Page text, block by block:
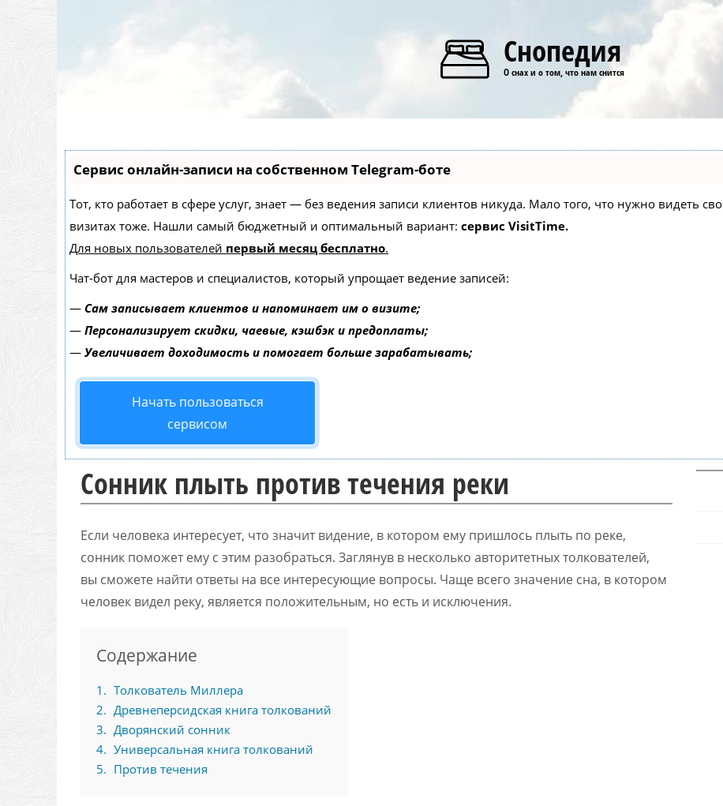
Снопедия
О снах и о том, что нам снится
Сервис онлайн-записи на собственном Telegram-боте
Тот, кто работает в сфере услуг, знает — без ведения записи клиентов никуда. Мало того, что нужно видеть
визитах тоже. Нашли самый бюджетный и оптимальный вариант: сервис VisitTime.
Для новых пользователей первый месяц бесплатно.
Чат-бот для мастеров и специалистов, который упрощает ведение записей:
— Сам записывает клиентов и напоминает им о визите;
— Персонализирует скидки, чаевые, кэшбэк и предоплаты;
— Увеличивает доходимость и помогает больше зарабатывать;
Начать пользоваться
сервисом
Сонник плыть против течения реки
Если человека интересует, что значит видение, в котором ему пришлось плыть по реке,
сонник поможет ему с этим разобраться. Заглянув в несколько авторитетных толкователей,
вы сможете найти ответы на все интересующие вопросы. Чаще всего значение сна, в котором
человек видел реку, является положительным, но есть и исключения.
Содержание
1
Толкователь Миллера
2
Древнеперсидская книга толкований
3
Дворянский сонник
4
Универсальная книга толкований
5
Против течения